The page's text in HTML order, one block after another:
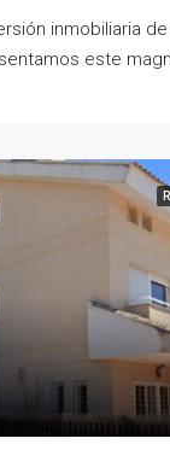
inmobiliaria
este